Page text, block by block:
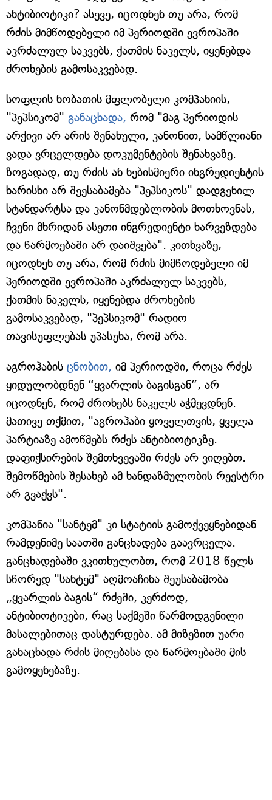
ანტიბიოტიკი? ასევე, იცოდნენ თუ არა, რომ
რძის მიმწოდებელი იმ პერიოდში ევროპაში
აკრძალულ საკვებს, ქათმის ნაკელს, იყენებდა
ძროხების გამოსაკვებად.
სოფლის ნობათის მფლობელი კომპანიის,
"პეპსიკომ" განაცხადა, რომ "მაგ პერიოდის
არქივი არ არის შენახული, კანონით, სამწლიანი
ვადა ვრცელდება დოკუმენტების შენახვაზე.
ზოგადად, თუ რძის ან ნებისმიერი ინგრედიენტის
ხარისხი არ შეესაბამება "პეპსიკოს" დადგენილ
სტანდარტსა და კანონმდებლობის მოთხოვნას,
ჩვენი მხრიდან ასეთი ინგრედიენტი ხარვეზდება
და წარმოებაში არ დაიშვება". კითხვაზე,
იცოდნენ თუ არა, რომ რძის მიმწოდებელი იმ
პერიოდში ევროპაში აკრძალულ საკვებს,
ქათმის ნაკელს, იყენებდა ძროხების
გამოსაკვებად, "პეპსიკომ" რადიო
თავისუფლებას უპასუხა, რომ არა.
აგროჰაბის ცნობით, იმ პერიოდში, როცა რძეს
ყიდულობდნენ “ყვარლის ბაგისგან”, არ
იცოდნენ, რომ ძროხებს ნაკელს აჭმევდნენ.
მათივე თქმით, "აგროჰაბი ყოველთვის, ყველა
პარტიაზე ამოწმებს რძეს ანტიბიოტიკზე.
დაფიქსირების შემთხვევაში რძეს არ ვიღებთ.
შემოწმების შესახებ ამ ხანდაზმულობის რეესტრი
არ გვაქვს".
კომპანია "სანტემ" კი სტატიის გამოქვეყნებიდან
რამდენიმე საათში განცხადება გაავრცელა.
განცხადებაში ვკითხულობთ, რომ 2018 წელს
სწორედ "სანტემ" აღმოაჩინა შეუსაბამობა
„ყვარლის ბაგის“ რძეში, კერძოდ,
ანტიბიოტიკები, რაც საქმეში წარმოდგენილი
მასალებითაც დასტურდება. ამ მიზეზით უარი
განაცხადა რძის მიღებასა და წარმოებაში მის
გამოყენებაზე.